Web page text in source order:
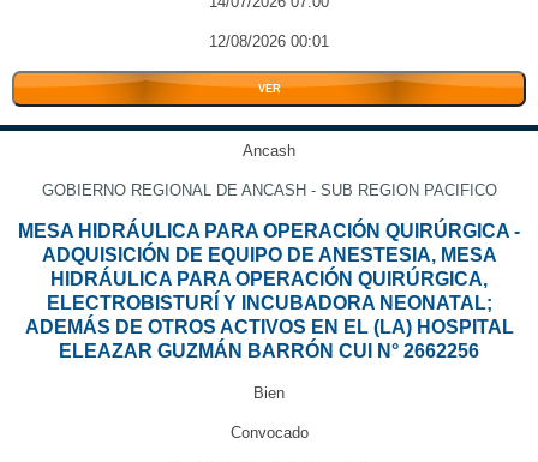
12/08/2026 00:01
VER
Ancash
GOBIERNO REGIONAL DE ANCASH - SUB REGION PACIFICO
MESA HIDRÁULICA PARA OPERACIÓN QUIRÚRGICA -
ADQUISICIÓN DE EQUIPO DE ANESTESIA, MESA
HIDRÁULICA PARA OPERACIÓN QUIRÚRGICA,
ELECTROBISTURÍ Y INCUBADORA NEONATAL;
ADEMÁS DE OTROS ACTIVOS EN EL (LA) HOSPITAL
ELEAZAR GUZMÁN BARRÓN CUI N° 2662256
Bien
Convocado